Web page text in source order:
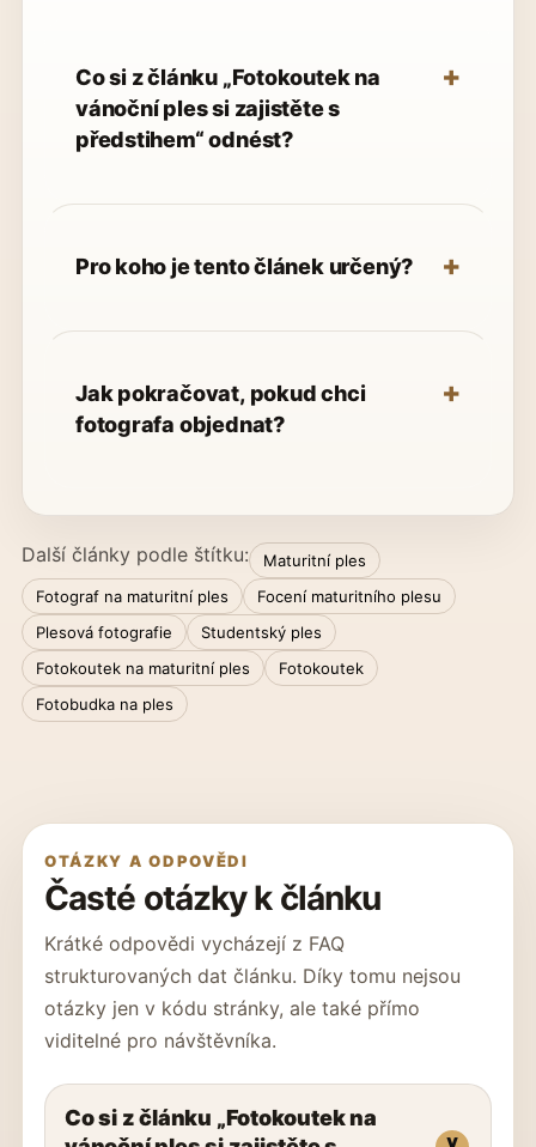
Co si z článku „Fotokoutek na
vánoční ples si zajistěte s
předstihem“ odnést?
Pro koho je tento článek určený?
Jak pokračovat, pokud chci
fotografa objednat?
Další články podle štítku:
Maturitní ples
Fotograf na maturitní ples
Focení maturitního plesu
Plesová fotografie
Studentský ples
Fotokoutek na maturitní ples
Fotokoutek
Fotobudka na ples
OTÁZKY A ODPOVĚDI
Časté otázky k článku
Krátké odpovědi vycházejí z FAQ
strukturovaných dat článku. Díky tomu nejsou
otázky jen v kódu stránky, ale také přímo
viditelné pro návštěvníka.
Co si z článku „Fotokoutek na